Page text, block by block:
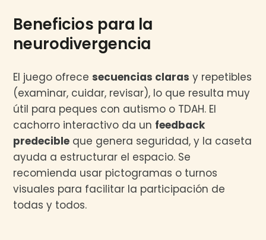
Beneficios para la
neurodivergencia
El juego ofrecesecuencias claras y repetibles
(examinar, cuidar, revisar), lo que resulta muy
útil para peques con autismo o TDAH. El
cachorro interactivo da un feedback
predecible que genera seguridad, y la caseta
ayuda a estructurar el espacio. Se
recomienda usar pictogramas o turnos
visuales para facilitar la participación de
todas y todos.